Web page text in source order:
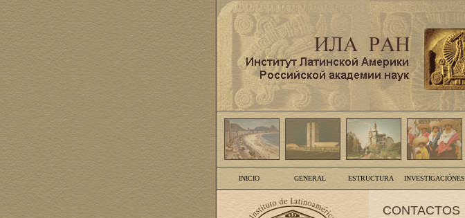
INICIO GENERAL ESTRUCTURA INVESTIGACIÓNES
CONTACTOS